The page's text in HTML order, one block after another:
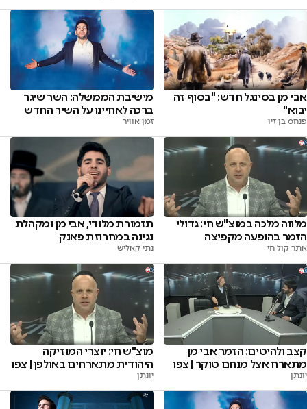
אבי מן בסינגל חדש: "בסוף זה
יבוא"
פנחס בן זיו
מישיבת הממשלה: השר שיגר
ברכה לאחיינו על השיר החדש
זמן אוויר
מלווה מלכה במוצ"ש חי: גדולי
הזמר בהופעה מקפיצה
אתר קול חי
תזמורת מלודי, אבי מן ומקהלת
נגינה במחרוזת פאנק
נתי קאליש
קצב ולהיטים: הזמר אבי מן
מתארח אצל מנחם טוקר | צפו
יונתן
מוצ"ש חי: יוצרי המוזיקה
היהודית מתארחים באולפן | צפו
יונתן